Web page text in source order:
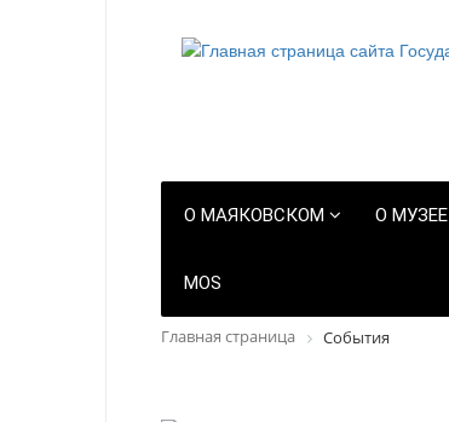
О МАЯКОВСКОМ О МУЗЕЕ
MOS
Главная страница События